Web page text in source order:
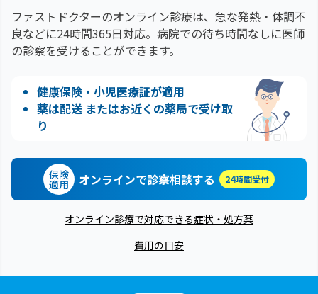
ファストドクターのオンライン診療は、急な発熱・体調不
良などに24時間365日対応。 病院での待ち時間なしに医師
の診察を受けることができます。
健康保険・小児医療証が適用
薬は配送 またはお近くの薬局で受け取
り
保険
適用 オンラインで診察相談する 24時間受付
オンライン診療で対応できる症状・処方薬
費用の目安